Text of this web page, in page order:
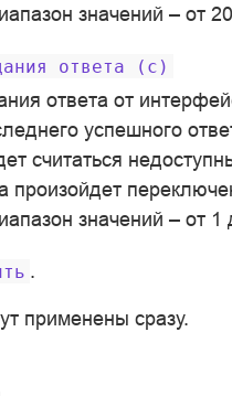
значений – от
ответа (с)
ответа от
успешного
считаться
произойдет
значений – от 1
.
применены сразу.